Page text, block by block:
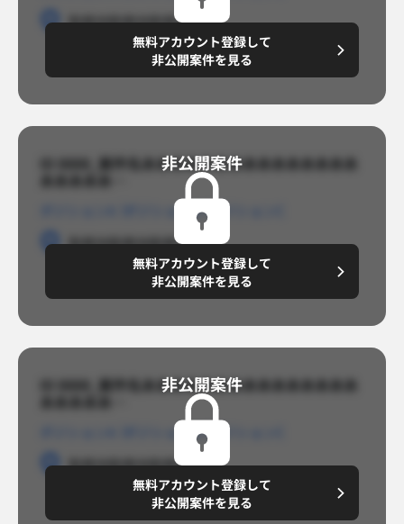
勤務地勤務地勤務地
～8,888,8888円/月
無料アカウント登録して
非公開案件を見る
ID 8888_案件名あああああああああああああああ
ポジションB
ポジションC
勤務地勤務地勤務地
～8,888,8888円/月
非公開案件​
無料アカウント登録して
非公開案件を見る
ID 8888_案件名あああああああああああああああ
ポジションB
ポジションC
勤務地勤務地勤務地
～8,888,8888円/月
非公開案件​
無料アカウント登録して
非公開案件を見る